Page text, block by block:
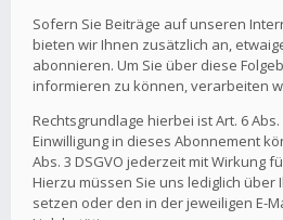
Sofern Sie Beiträge auf unseren
bieten wir Ihnen zusätzlich an,
abonnieren. Um Sie über diese
informieren zu können, verarbeiten
Rechtsgrundlage hierbei ist Art. 6 Abs.
Einwilligung in dieses Abonnement
Abs. 3 DSGVO jederzeit mit Wirkung
Hierzu müssen Sie uns lediglich
setzen oder den in der jeweiligen E-